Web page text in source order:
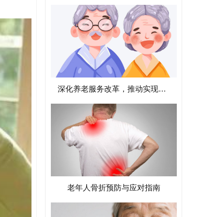
深化养老服务改革，推动实现老有所养、老有所为
老年人骨折预防与应对指南